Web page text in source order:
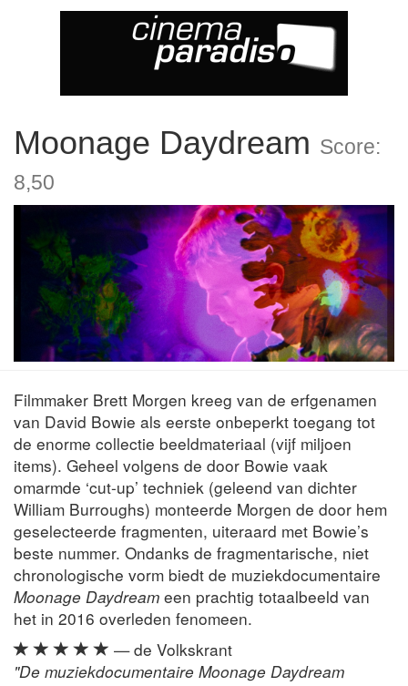
Moonage Daydream Score:
8,50
Filmmaker Brett Morgen kreeg van de erfgenamen
van David Bowie als eerste onbeperkt toegang tot
de enorme collectie beeldmateriaal (vijf miljoen
items). Geheel volgens de door Bowie vaak
omarmde ‘cut-up’ techniek (geleend van dichter
William Burroughs) monteerde Morgen de door hem
geselecteerde fragmenten, uiteraard met Bowie’s
beste nummer. Ondanks de fragmentarische, niet
chronologische vorm biedt de muziekdocumentaire
Moonage Daydream een prachtig totaalbeeld van
het in 2016 overleden fenomeen.
— de Volkskrant
"De muziekdocumentaire Moonage Daydream